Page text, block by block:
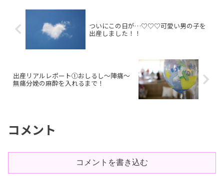
ついにこの日が…♡♡♡可愛い男の子を
出産しました！！
出産リアルレポート①おしるし〜陣痛〜
無痛分娩の麻酔を入れるまで！
コメント
コメントを書き込む